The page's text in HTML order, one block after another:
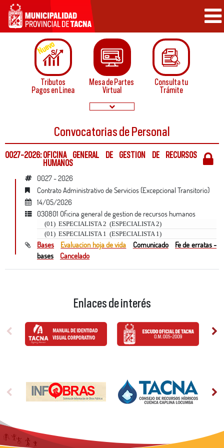
Nuevo
Tributos
Pagos en Linea
Mesa de Partes
Virtual
Consulta tu
Trámite
Convocatorias
Papeletas de
Infraccion
Normatividad
Buzón de
Sugerencias
en linea
Convocatorias de Personal
0027-2026:OFICINA GENERAL DE GESTION DE RECURSOS
HUMANOS
0027 - 2026
Contrato Administrativo de Servicios (Excepcional Transitorio)
14/05/2026
030801
oficina general de gestion de recursos humanos
(01) ESPECIALISTA 2 ( ESPECIALISTA 2)
(01)
ESPECIALISTA 1 ( ESPECIALISTA 1)
Bases Evaluacion hoja de vida Comunicado
Fe de erratas -
bases
Cancelado
Enlaces de interés